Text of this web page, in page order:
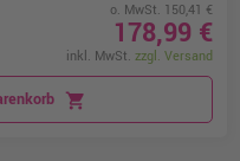
o. MwSt. 150,41 €
178,99 €
inkl. MwSt. zzgl. Versand
shopping_cart